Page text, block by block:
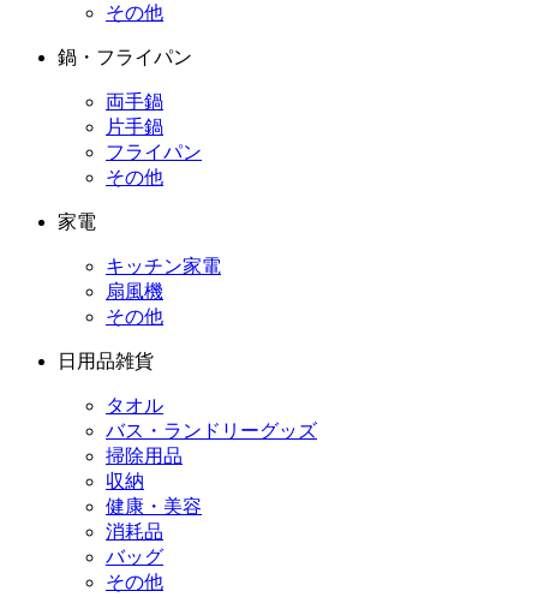
その他
鍋・フライパン
両手鍋
片手鍋
フライパン
その他
家電
キッチン家電
扇風機
その他
日用品雑貨
タオル
バス・ランドリーグッズ
掃除用品
収納
健康・美容
消耗品
バッグ
その他